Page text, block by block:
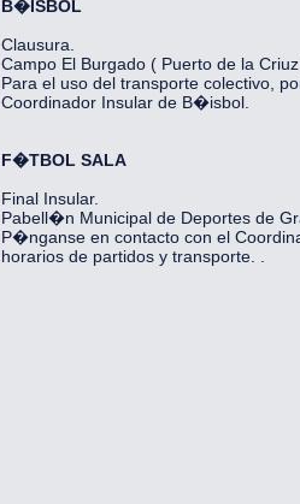
B�ISBOL
Clausura.
Campo El Burgado ( Puerto de la Criuz
Para el uso del transporte colectivo,
Coordinador Insular de B�isbol.
F�TBOL SALA
Final Insular.
Pabell�n Municipal de Deportes de
P�nganse en contacto con el
horarios de partidos y transporte. .